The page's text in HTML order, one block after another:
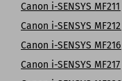
Canon i-SENSYS MF211
Canon i-SENSYS MF212
Canon i-SENSYS MF216
Canon i-SENSYS MF217